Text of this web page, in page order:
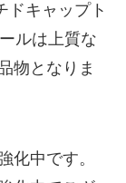
ドキャップト
ルは上質な
物となりま
化中です。